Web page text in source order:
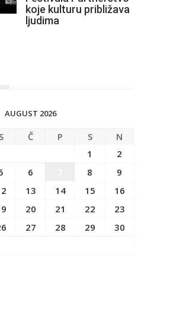
koje kulturu približava
ljudima
AUGUST 2026
S Č P S
N
1
2
6 8
9
13 14 15
16
20 21 22
23
27 28 29
30